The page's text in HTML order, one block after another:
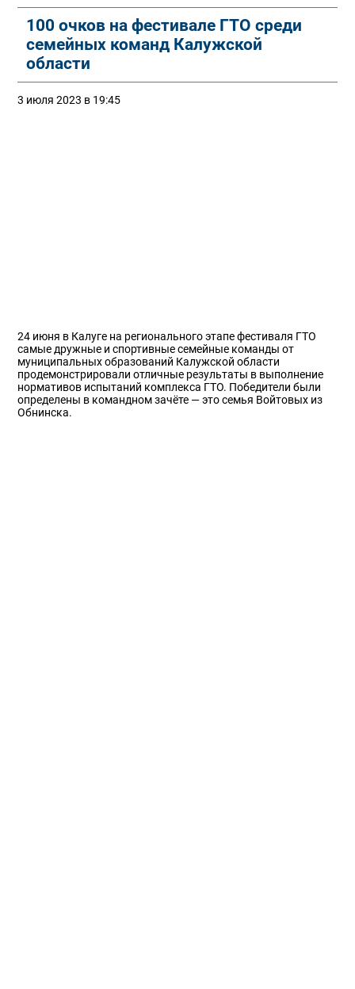
100 очков на фестивале ГТО среди
семейных команд Калужской
области
3 июля 2023 в 19:45
24 июня в Калуге на регионального этапе фестиваля ГТО
самые дружные и спортивные семейные команды от
муниципальных образований Калужской области
продемонстрировали отличные результаты в выполнение
нормативов испытаний комплекса ГТО. Победители были
определены в командном зачёте — это семья Войтовых из
Обнинска.